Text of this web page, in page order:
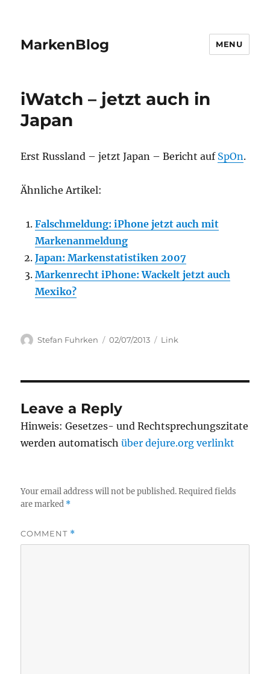
MarkenBlog MENU
iWatch – jetzt auch in
Japan
Erst Russland – jetzt Japan – Bericht auf SpOn.
Ähnliche Artikel:
Falschmeldung: iPhone jetzt auch mit
Markenanmeldung
Japan: Markenstatistiken 2007
Markenrecht iPhone: Wackelt jetzt auch
Mexiko?
Author
Stefan Fuhrken
Posted
02/07/2013 Categories
Link
Leave a Reply
Hinweis: Gesetzes- und Rechtsprechungszitate
werden automatischüber dejure.org verlinkt
Your email address will not be published. Required fields
are marked *
COMMENT *